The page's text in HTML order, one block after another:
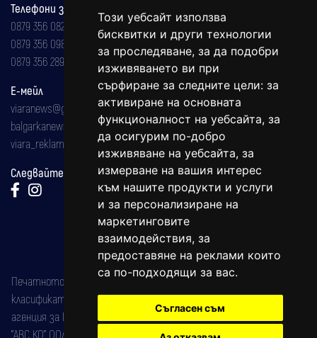
Този уебсайт използва
бисквитки и други технологии
за проследяване, за да подобри
изживяването ви при
сърфиране за следните цели: за
активиране на основната
функционалност на уебсайта, за
да осигурим по-добро
изживяване на уебсайта, за
измерване на вашия интерес
към нашите продукти и услуги
и за персонализиране на
маркетинговите
взаимодействия, за
предоставяне на реклами които
са по-подходящи за вас.
Съгласен съм
Телефони за реклама и абонаменти
0879 356 082
0879 356 098
0879 356 289
Е-мейл
viaranews@gmail.com
balgarkanews@gmail.com
viara_reklama@mail.bg
Следвайте ни:
Печатното издание на вестника е регистрирано в националния
класификатор на печатните издания (Българска национална
агенция за ISSN) под номер: ISSN 1312-4722.
"АВС КО" ООД е притежател на марката: Вяра информационен